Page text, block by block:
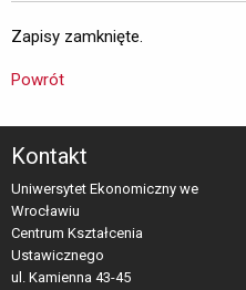
Zapisy zamknięte.
Powrót
Kontakt
Uniwersytet Ekonomiczny we
Wrocławiu
Centrum Kształcenia
Ustawicznego
ul. Kamienna 43-45